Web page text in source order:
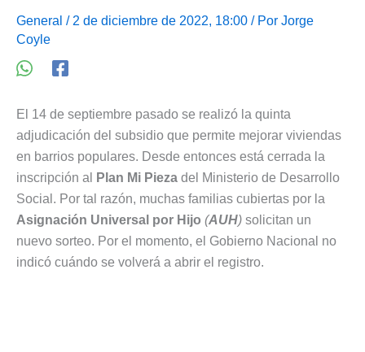
General / 2 de diciembre de 2022, 18:00 / Por Jorge
Coyle
El 14 de septiembre pasado se realizó la quinta
adjudicación del subsidio que permite mejorar viviendas
en barrios populares. Desde entonces está cerrada la
inscripción al
Plan Mi Pieza del Ministerio de Desarrollo
Social. Por tal razón, muchas familias cubiertas por la
Asignación Universal por Hijo (AUH) solicitan un
nuevo sorteo. Por el momento, el Gobierno Nacional no
indicó cuándo se volverá a abrir el registro.